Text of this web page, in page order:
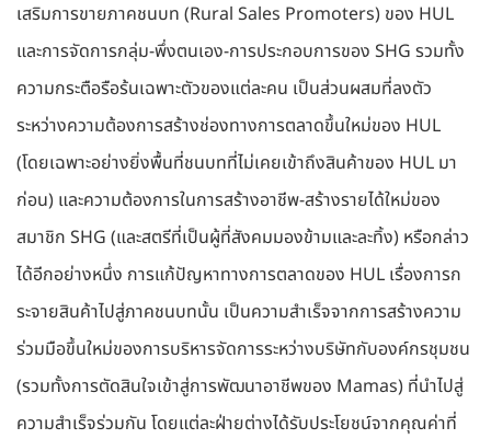
เสริมการขายภาคชนบท (Rural Sales Promoters) ของ HUL
และการจัดการกลุ่ม-พึ่งตนเอง-การประกอบการของ SHG รวมทั้ง
ความกระตือรือร้นเฉพาะตัวของแต่ละคน เป็นส่วนผสมที่ลงตัว
ระหว่างความต้องการสร้างช่องทางการตลาดขึ้นใหม่ของ HUL
(โดยเฉพาะอย่างยิ่งพื้นที่ชนบทที่ไม่เคยเข้าถึงสินค้าของ HUL มา
ก่อน) และความต้องการในการสร้างอาชีพ-สร้างรายได้ใหม่ของ
สมาชิก SHG (และสตรีที่เป็นผู้ที่สังคมมองข้ามและละทิ้ง) หรือกล่าว
ได้อีกอย่างหนึ่ง การแก้ปัญหาทางการตลาดของ HUL เรื่องการก
ระจายสินค้าไปสู่ภาคชนบทนั้น เป็นความสำเร็จจากการสร้างความ
ร่วมมือขึ้นใหม่ของการบริหารจัดการระหว่างบริษัทกับองค์กรชุมชน
(รวมทั้งการตัดสินใจเข้าสู่การพัฒนาอาชีพของ Mamas) ที่นำไปสู่
ความสำเร็จร่วมกัน โดยแต่ละฝ่ายต่างได้รับประโยชน์จากคุณค่าที่